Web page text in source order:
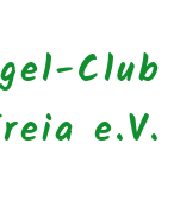
Club
e.V.